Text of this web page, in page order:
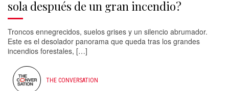
sola después de un gran incendio?
Troncos ennegrecidos, suelos grises y un silencio abrumador.
Este es el desolador panorama que queda tras los grandes
incendios forestales, […]
THE CONVERSATION